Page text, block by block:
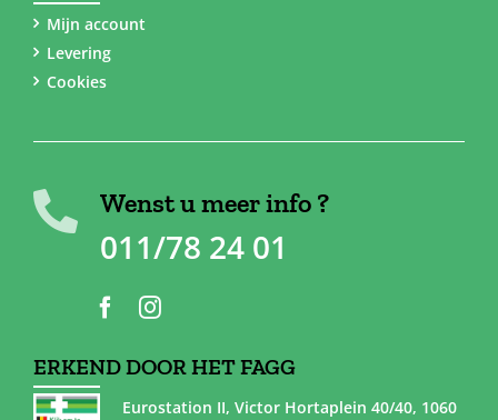
Mijn account
Levering
Cookies
Wenst u meer info ?
011/78 24 01
ERKEND DOOR HET FAGG
Eurostation II, Victor Hortaplein 40/40, 1060